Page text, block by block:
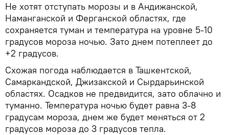
Не хотят отступать морозы и в Андижанской,
Наманганской и Ферганской областях, где
сохраняется туман и температура на уровне 5-10
градусов мороза ночью. Зато днем потеплеет до
+2 градусов.
Схожая погода наблюдается в Ташкентской,
Самаркандской, Джизакской и Сырдарьинской
областях. Осадков не предвидится, зато облачно и
туманно. Температура ночью будет равна 3-8
градусам мороза, днем же будет меняться от 2
градусов мороза до 3 градусов тепла.